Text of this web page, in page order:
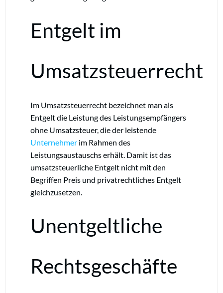
Entgelt im
Umsatzsteuerrecht
Im Umsatzsteuerrecht bezeichnet man als
Entgelt die Leistung des Leistungsempfängers
ohne Umsatzsteuer, die der leistende
Unternehmer im Rahmen des
Leistungsaustauschs erhält. Damit ist das
umsatzsteuerliche Entgelt nicht mit den
Begriffen Preis und privatrechtliches Entgelt
gleichzusetzen.
Unentgeltliche
Rechtsgeschäfte